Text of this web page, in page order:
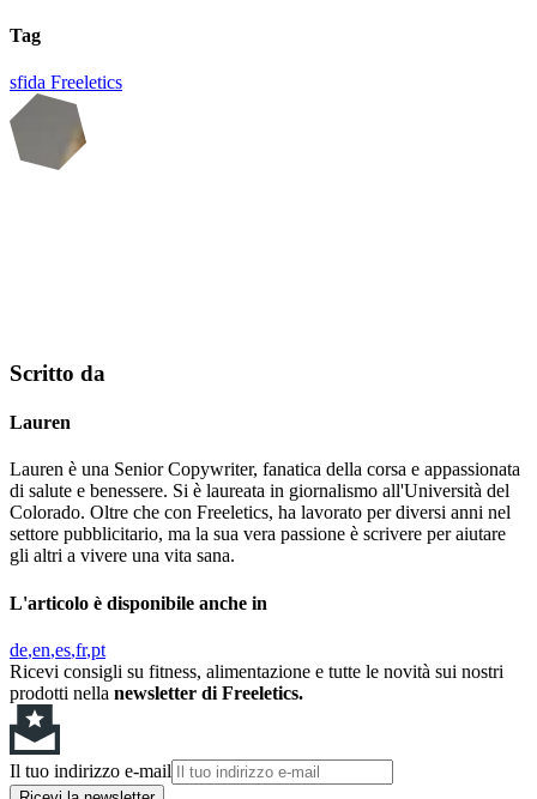
Tag
sfida Freeletics
Scritto da
Lauren
Lauren è una Senior Copywriter, fanatica della corsa e appassionata
di salute e benessere. Si è laureata in giornalismo all'Università del
Colorado. Oltre che con Freeletics, ha lavorato per diversi anni nel
settore pubblicitario, ma la sua vera passione è scrivere per aiutare
gli altri a vivere una vita sana.
L'articolo è disponibile anche in
de en es fr pt
Ricevi consigli su fitness, alimentazione e tutte le novità sui nostri
prodotti nella newsletter di Freeletics.
Il tuo indirizzo e-mail